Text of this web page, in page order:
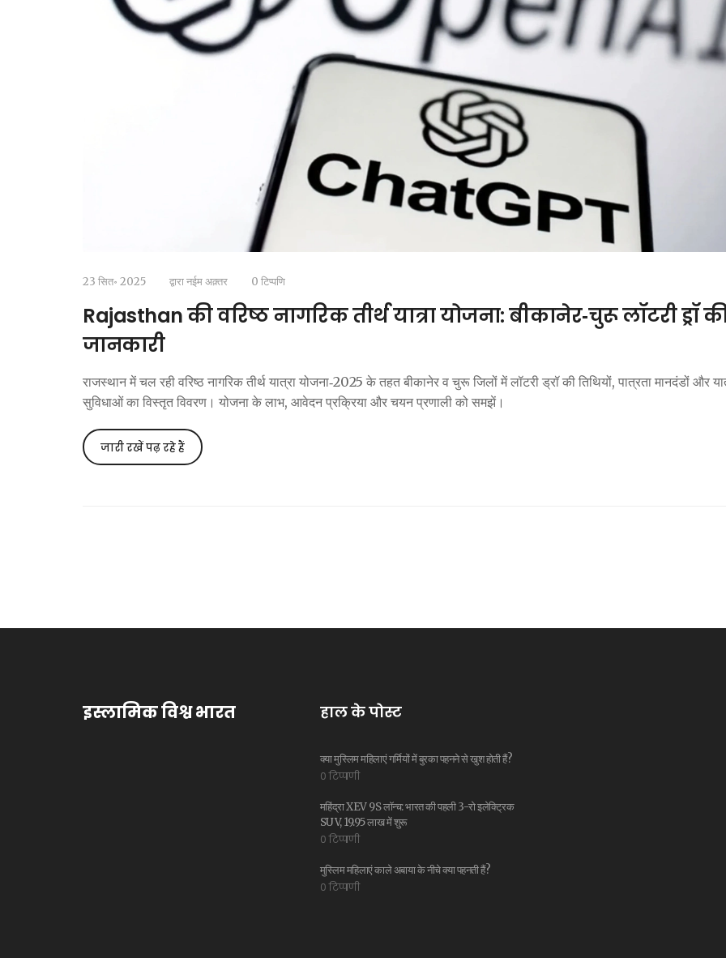
23 सित॰ 2025 द्वारानईम अक़्तर 0 टिप्पणि
Rajasthan की वरिष्ठ नागरिक तीर्थ यात्रा योजना: बीकानेर‑चुरू लॉटरी ड्रॉ
जानकारी
राजस्थान में चल रही वरिष्ठ नागरिक तीर्थ यात्रा योजना‑2025 के तहत बीकानेर व चुरू जिलों में लॉटरी ड्रॉ की तिथियों, पात्रता मानदंडों और
सुविधाओं का विस्तृत विवरण। योजना के लाभ, आवेदन प्रक्रिया और चयन प्रणाली को समझें।
जारी रखें पढ़ रहे हैं
इस्लामिक विश्व भारत हाल के पोस्ट
क्या मुस्लिम महिलाएं गर्मियों में बुरका पहनने से खुश होती हैं?
0 टिप्पणी
महिंद्रा XEV 9S लॉन्च: भारत की पहली 3-रो इलेक्ट्रिक
SUV, 19.95 लाख में शुरू
0 टिप्पणी
मुस्लिम महिलाएं काले अबाया के नीचे क्या पहनती हैं?
0 टिप्पणी